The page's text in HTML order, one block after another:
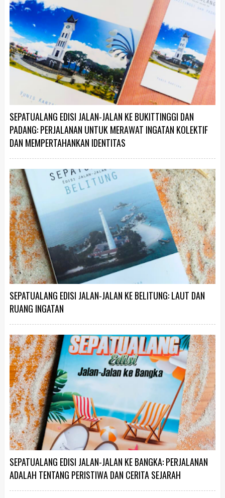
SEPATUALANG EDISI JALAN-JALAN KE BUKITTINGGI DAN
PADANG: PERJALANAN UNTUK MERAWAT INGATAN KOLEKTIF
DAN MEMPERTAHANKAN IDENTITAS
SEPATUALANG EDISI JALAN-JALAN KE BELITUNG: LAUT DAN
RUANG INGATAN
SEPATUALANG EDISI JALAN-JALAN KE BANGKA: PERJALANAN
ADALAH TENTANG PERISTIWA DAN CERITA SEJARAH